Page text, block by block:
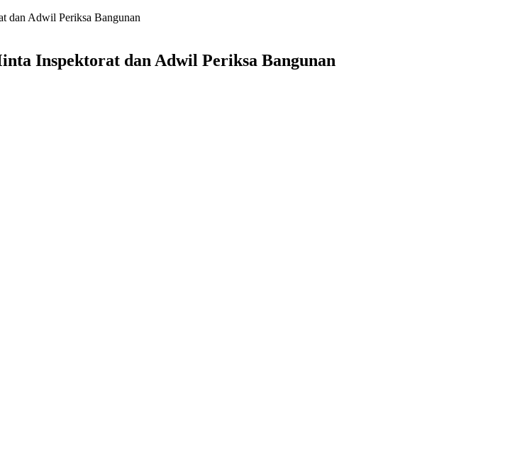
dan Adwil Periksa Bangunan
Inspektorat dan Adwil Periksa Bangunan